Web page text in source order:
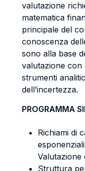
valutazione
matematica
principale del
conoscenza
sono alla base
valutazione con
strumenti
dell’incertezza.
PROGRAMMA
Richiami di
Valutazione
Struttura